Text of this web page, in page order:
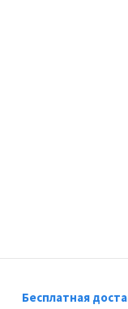
Бесплатная